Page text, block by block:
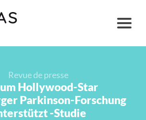
Revue de presse
Hollywood-Star
Parkinson-Forschung
-Studie